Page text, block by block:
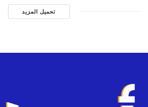
تحميل المزيد